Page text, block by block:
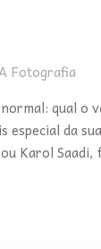
Fotografia
qual o
especial da
Karol